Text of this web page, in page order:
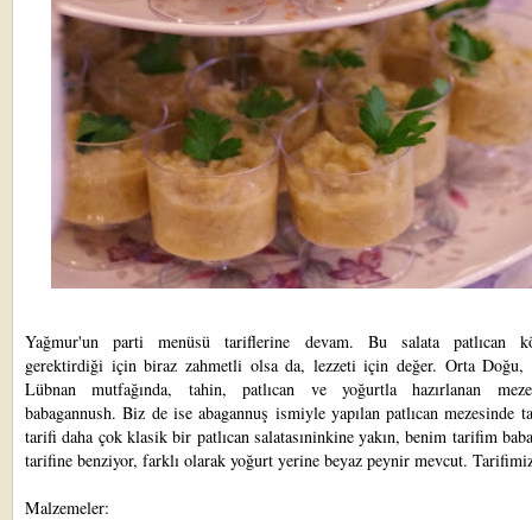
Yağmur'un parti menüsü tariflerine devam. Bu salata patlıcan
gerektirdiği için biraz zahmetli olsa da, lezzeti için değer. Orta Doğu,
Lübnan mutfağında, tahin, patlıcan ve yoğurtla hazırlanan
babagannush. Biz de ise abagannuş ismiyle yapılan patlıcan mezesinde
tarifi daha çok klasik bir patlıcan salatasıninkine yakın, benim tarifim
tarifine benziyor, farklı olarak yoğurt yerine beyaz peynir mevcut.
Malzemeler: